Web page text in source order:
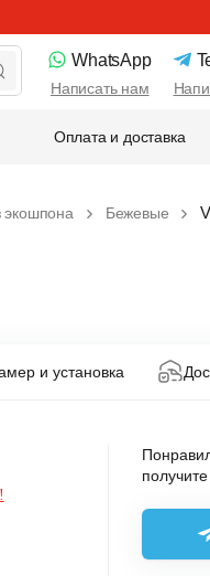
WhatsApp
Написать нам
Оплата и доставка
экошпона Бежевые
и установка